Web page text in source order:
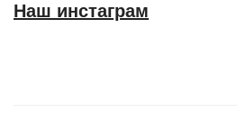
Наш инстаграм